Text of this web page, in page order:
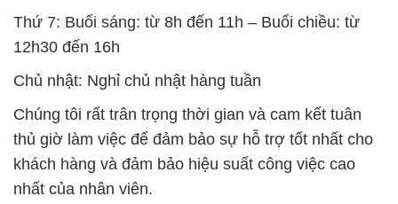
Thứ 7: Buổi sáng: từ 8h đến 11h – Buổi chiều: từ
12h30 đến 16h
Chủ nhật: Nghỉ chủ nhật hàng tuần
Chúng tôi rất trân trọng thời gian và cam kết tuân
thủ giờ làm việc để đảm bảo sự hỗ trợ tốt nhất cho
khách hàng và đảm bảo hiệu suất công việc cao
nhất của nhân viên.